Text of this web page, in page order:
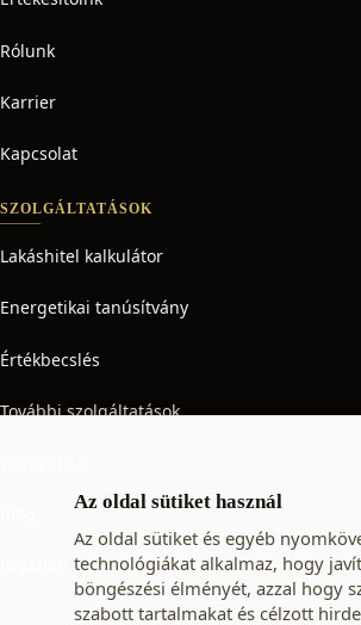
Az oldal sütiket használ
Az oldal sütiket és egyéb
technológiákat alkalmaz, hogy
böngészési élményét, azzal hogy
szabott tartalmakat és célzott
Rólunk
Karrier
Kapcsolat
SZOLGÁLTATÁSOK
Lakáshitel kalkulátor
Energetikai tanúsítvány
Értékbecslés
További szolgáltatások
Ingatlan adó